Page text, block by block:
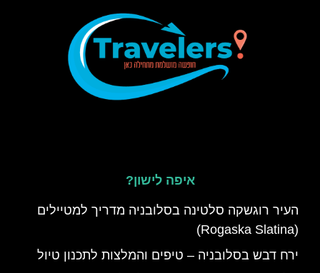
איפה לישון?
העיר רוגשקה סלטינה בסלובניה מדריך למטיילים
(Rogaska Slatina)
ירח דבש בסלובניה – טיפים והמלצות לתכנון טיול